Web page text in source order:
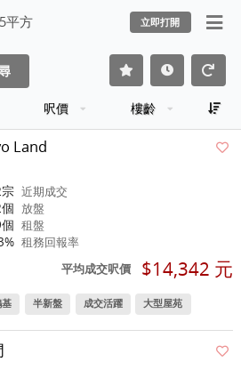
平方 立即打開
呎價 樓齡
Land
近期成交
放盤
租盤
租務回報率
平均成交呎價 $14,342 元
基 半新盤 成交活躍 大型屋苑